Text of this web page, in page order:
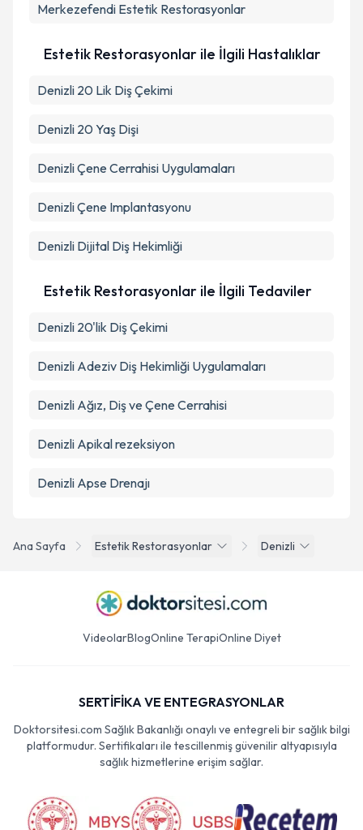
Takvim Talebini Gönder
Ana Sayfa Estetik Restorasyonlar Denizli
Merkezefendi Estetik Restorasyonlar
Estetik Restorasyonlar ile İlgili Hastalıklar
Denizli 20 Lik Diş Çekimi
Denizli 20 Yaş Dişi
Denizli Çene Cerrahisi Uygulamaları
Denizli Çene Implantasyonu
Denizli Dijital Diş Hekimliği
Estetik Restorasyonlar ile İlgili Tedaviler
Denizli 20'lik Diş Çekimi
Denizli Adeziv Diş Hekimliği Uygulamaları
Denizli Ağız, Diş ve Çene Cerrahisi
Denizli Apikal rezeksiyon
Denizli Apse Drenajı
VideolarBlogOnline TerapiOnline Diyet
SERTİFİKA VE ENTEGRASYONLAR
Doktorsitesi.com Sağlık Bakanlığı onaylı ve entegreli bir sağlık bilgi
platformudur. Sertifikaları ile tescillenmiş güvenilir altyapısıyla
sağlık hizmetlerine erişim sağlar.